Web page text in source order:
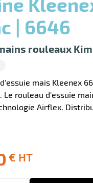
| 6646
rouleaux
mais Kleenex
Le rouleau d'essuie
Airflex.
€ HT